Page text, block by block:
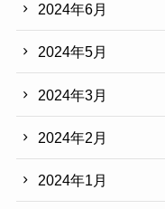
2024年6月
2024年5月
2024年3月
2024年2月
2024年1月